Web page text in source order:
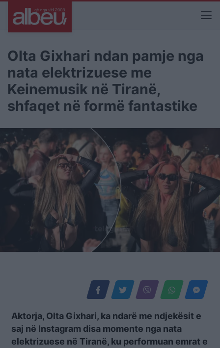
Olta Gixhari ndan pamje nga
nata elektrizuese me
Keinemusik në Tiranë,
shfaqet në formë fantastike
Aktorja, Olta Gixhari, ka ndarë me ndjekësit e
saj në Instagram disa momente nga nata
elektrizuese në Tiranë, ku performuan emrat e